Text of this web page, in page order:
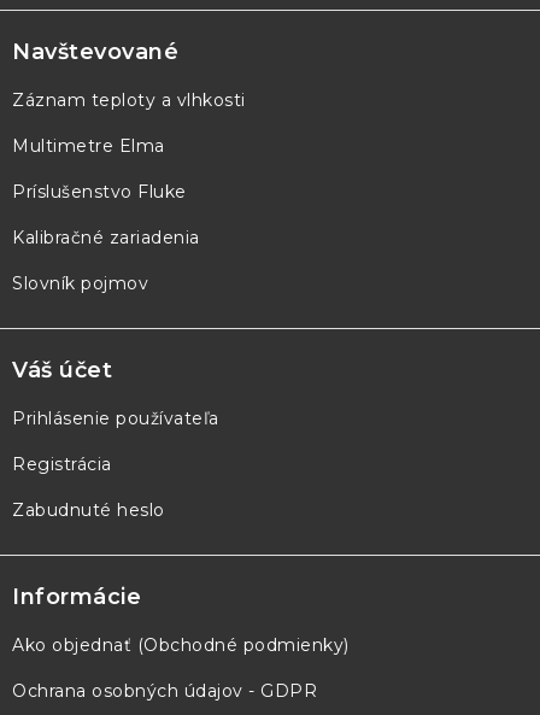
á
p
ä
e
Navštevované
Záznam teploty a vlhkosti
Multimetre Elma
Príslušenstvo Fluke
Kalibračné zariadenia
Slovník pojmov
Váš účet
Prihlásenie používateľa
Registrácia
Zabudnuté heslo
Informácie
Ako objednať (Obchodné podmienky)
Ochrana osobných údajov - GDPR